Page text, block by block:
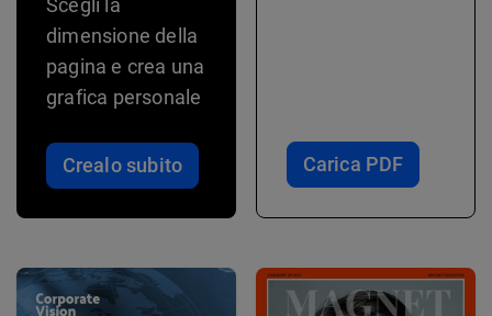
dimensione della
pagina e crea una
grafica personale
Crealo subito Carica PDF